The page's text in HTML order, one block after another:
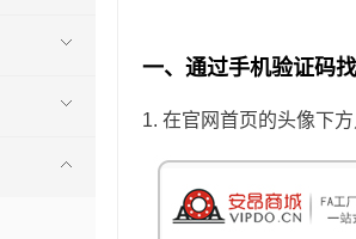
一、通过手机验证码
1. 在官网首页的头像下